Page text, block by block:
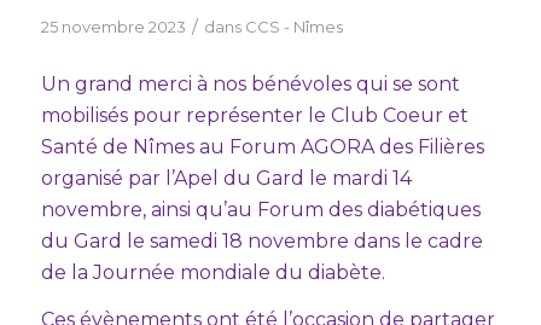
25 novembre 2023 / dans CCS - Nîmes
Un grand merci à nos bénévoles qui se sont
mobilisés pour représenter le Club Coeur et
Santé de Nîmes au Forum AGORA des Filières
organisé par l’Apel du Gard le mardi 14
novembre, ainsi qu’au Forum des diabétiques
du Gard le samedi 18 novembre dans le cadre
de la Journée mondiale du diabète.
Ces évènements ont été l’occasion de partager